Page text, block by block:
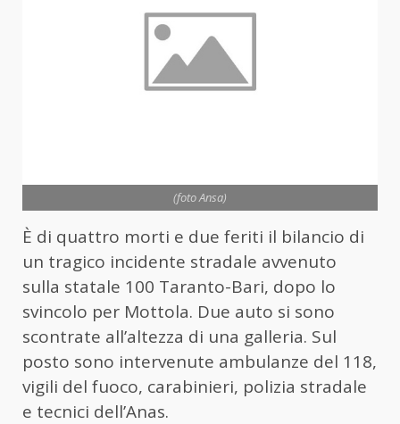
(foto Ansa)
È di quattro morti e due feriti il bilancio di
un tragico incidente stradale avvenuto
sulla statale 100 Taranto-Bari, dopo lo
svincolo per Mottola. Due auto si sono
scontrate all’altezza di una galleria. Sul
posto sono intervenute ambulanze del 118,
vigili del fuoco, carabinieri, polizia stradale
e tecnici dell’Anas.